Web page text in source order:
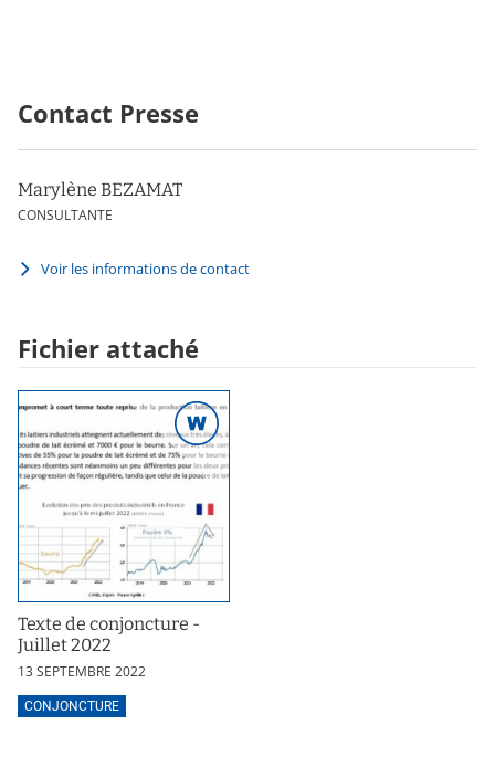
Contact Presse
Marylène BEZAMAT
CONSULTANTE
Voir les informations de contact
Fichier attaché
Texte de conjoncture -
Juillet 2022
13 SEPTEMBRE 2022
CONJONCTURE